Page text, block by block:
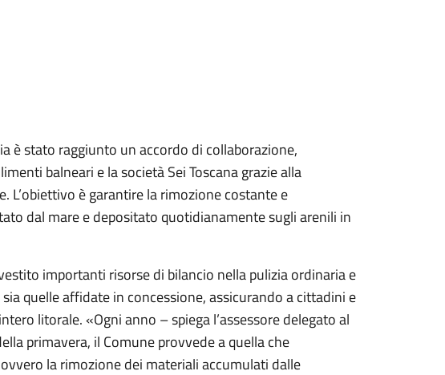
è stato raggiunto un accordo di collaborazione,
balneari e la società Sei Toscana grazie alla
L’obiettivo è garantire la rimozione costante e
dal mare e depositato quotidianamente sugli arenili in
importanti risorse di bilancio nella pulizia ordinaria e
quelle affidate in concessione, assicurando a cittadini e
litorale. «Ogni anno – spiega l’assessore delegato al
primavera, il Comune provvede a quella che
la rimozione dei materiali accumulati dalle